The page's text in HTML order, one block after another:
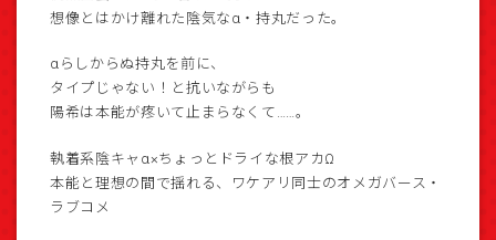
想像とはかけ離れた陰気なα・持丸だった。
αらしからぬ持丸を前に、
タイプじゃない！と抗いながらも
陽希は本能が疼いて止まらなくて……。
執着系陰キャα×ちょっとドライな根アカΩ
本能と理想の間で揺れる、ワケアリ同士のオメガバース・
ラブコメ